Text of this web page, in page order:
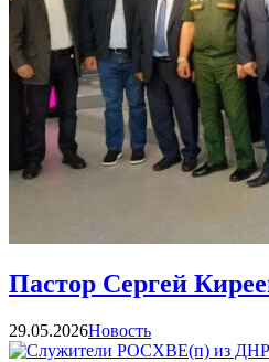
Пастор Сергей
29.05.2026Категории
Новость